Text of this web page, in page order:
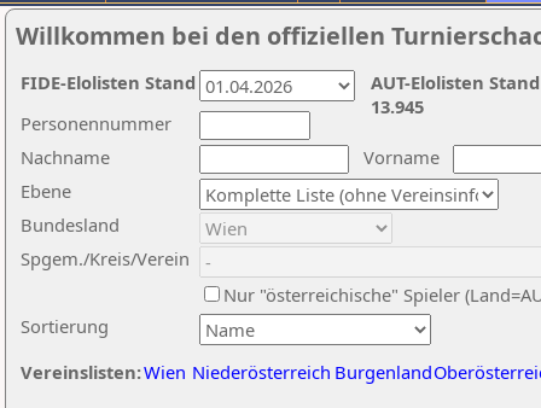
Willkommen bei den offiziellen
Nachname
Vorname
Ebene
Sortierung
Personennummer
Bundesland
Spgem./Kreis/Verein
Nur "österreichische" Spieler
Vereinslisten:Wien Niederösterreich Burgenland
AUT-Elolisten
13.945
FIDE-Elolisten Stand